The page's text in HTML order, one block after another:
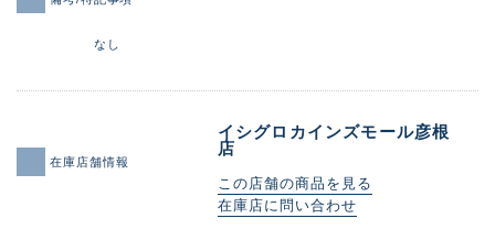
なし
在庫店舗情報
イシグロカインズモール彦根
店
この店舗の商品を見る
在庫店に問い合わせ